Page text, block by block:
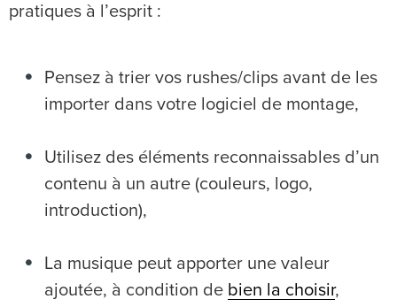
pratiques à l’esprit :
Pensez à trier vos rushes/clips avant de les
importer dans votre logiciel de montage,
Utilisez des éléments reconnaissables d’un
contenu à un autre (couleurs, logo,
introduction),
La musique peut apporter une valeur
ajoutée, à condition de bien la choisir,